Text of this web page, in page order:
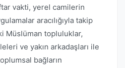
vakti, yerel camilerin
aracılığıyla takip
Müslüman topluluklar,
ve yakın arkadaşları ile
bağların